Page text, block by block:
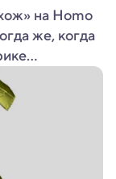
на Homo
же, когда